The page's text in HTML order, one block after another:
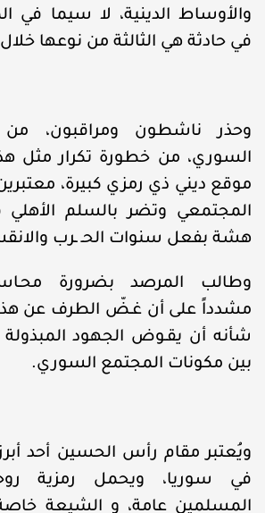
والأوساط الدينية، لا سيما في
في حادثة هي الثالثة من نوعها
وحذر ناشطون ومراقبون، من
السوري، من خطورة تكرار مثل
موقع ديني ذي رمزي كبيرة، معتبرين
المجتمعي وتضر بالسلم الأهلي
هشة بفعل سنوات الحـ ـرب
وطالب المرصد بضرورة
مشدداً على أن غـضّ الطرف عن هذه
شأنه أن يقـوض الجهود المبذولة
بين مكونات المجتمع السوري.
ويُعتبر مقام رأس الحسين أحد أبرز
في سوريا، ويحمل رمزية
المسلمين عامة، و الشيعة